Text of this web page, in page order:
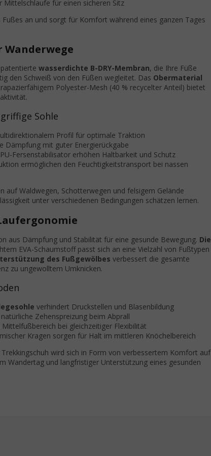
für einen sicheren Sitz
an und sorgt für Komfort während eines ganzen Tages
wasserdichte B-DRY-Membran, die Ihre Füße
den Schweiß von den Füßen wegleitet. Das Obermaterial
Polyester-Mesh (40 % recycelter Anteil) bietet
Sohle
Profil für optimale Traktion
Dämpfung mit guter Energierückgabe
Fersenstabilisator erhöhen Haltbarkeit und Schutz
ermöglichen den Feuchtigkeitstransport bei nassen
auf Waldwegen, Schotterwegen und felsigem Gelände
unter verschiedenen Bedingungen schätzen lernen.
aus Dämpfung und Stabilität für eine gesunde Bewegung. Die
EVA-Schaumstoff passt sich an eine Vielzahl von Fußtypen
des Fußgewölbes verbessert die gesamte
zu ungewolltem Umknicken.
verhindert Druckstellen und Blasenbildung
Zehenspreizung beim Abprall
bei gleichzeitiger Flexibilität
Kragen sorgen für Halt im mittleren Knöchelbereich
wird sich in Form von verbessertem Komfort auf
Wandertag und langfristiger Unterstützung eines gesunden